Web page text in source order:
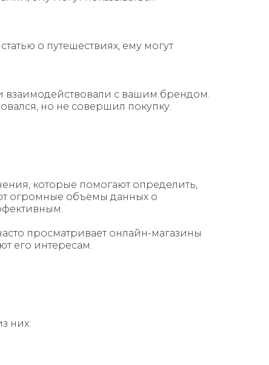
о путешествиях, ему могут
взаимодействовали с вашим брендом.
но не совершил покупку.
которые помогают определить,
огромные объемы данных о
просматривает онлайн-магазины
его интересам.
них: